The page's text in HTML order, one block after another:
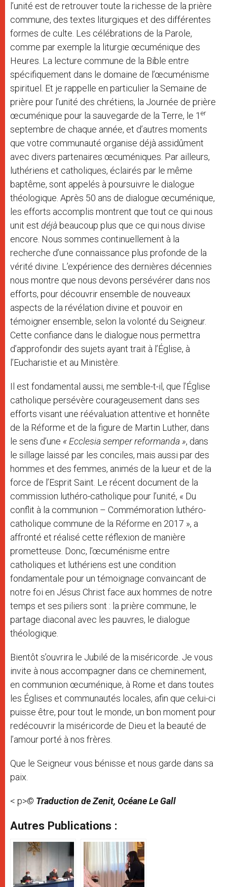
l’unité est de retrouver toute la richesse de la prière
commune, des textes liturgiques et des différentes
formes de culte. Les célébrations de la Parole,
comme par exemple la liturgie œcuménique des
Heures. La lecture commune de la Bible entre
spécifiquement dans le domaine de l’œcuménisme
spirituel. Et je rappelle en particulier la Semaine de
prière pour l’unité des chrétiens, la Journée de prière
œcuménique pour la sauvegarde de la Terre, le 1 er
septembre de chaque année, et d’autres moments
que votre communauté organise déjà assidûment
avec divers partenaires œcuméniques. Par ailleurs,
luthériens et catholiques, éclairés par le même
baptême, sont appelés à poursuivre le dialogue
théologique. Après 50 ans de dialogue œcuménique,
les efforts accomplis montrent que tout ce qui nous
unit est déjà beaucoup plus que ce qui nous divise
encore. Nous sommes continuellement à la
recherche d’une connaissance plus profonde de la
vérité divine. L’expérience des dernières décennies
nous montre que nous devons persévérer dans nos
efforts, pour découvrir ensemble de nouveaux
aspects de la révélation divine et pouvoir en
témoigner ensemble, selon la volonté du Seigneur.
Cette confiance dans le dialogue nous permettra
d’approfondir des sujets ayant trait à l’Église, à
l’Eucharistie et au Ministère.
Il est fondamental aussi, me semble-t-il, que l’Église
catholique persévère courageusement dans ses
efforts visant une réévaluation attentive et honnête
de la Réforme et de la figure de Martin Luther, dans
le sens d’une « Ecclesia semper reformanda », dans
le sillage laissé par les conciles, mais aussi par des
hommes et des femmes, animés de la lueur et de la
force de l’Esprit Saint. Le récent document de la
commission luthéro-catholique pour l’unité, « Du
conflit à la communion – Commémoration luthéro-
catholique commune de la Réforme en 2017 », a
affronté et réalisé cette réflexion de manière
prometteuse. Donc, l’œcuménisme entre
catholiques et luthériens est une condition
fondamentale pour un témoignage convaincant de
notre foi en Jésus Christ face aux hommes de notre
temps et ses piliers sont : la prière commune, le
partage diaconal avec les pauvres, le dialogue
théologique.
Bientôt s’ouvrira le Jubilé de la miséricorde. Je vous
invite à nous accompagner dans ce cheminement,
en communion œcuménique, à Rome et dans toutes
les Églises et communautés locales, afin que celui-ci
puisse être, pour tout le monde, un bon moment pour
redécouvrir la miséricorde de Dieu et la beauté de
l’amour porté à nos frères.
Que le Seigneur vous bénisse et nous garde dans sa
paix.
< p>© Traduction de Zenit, Océane Le Gall
Autres Publications :